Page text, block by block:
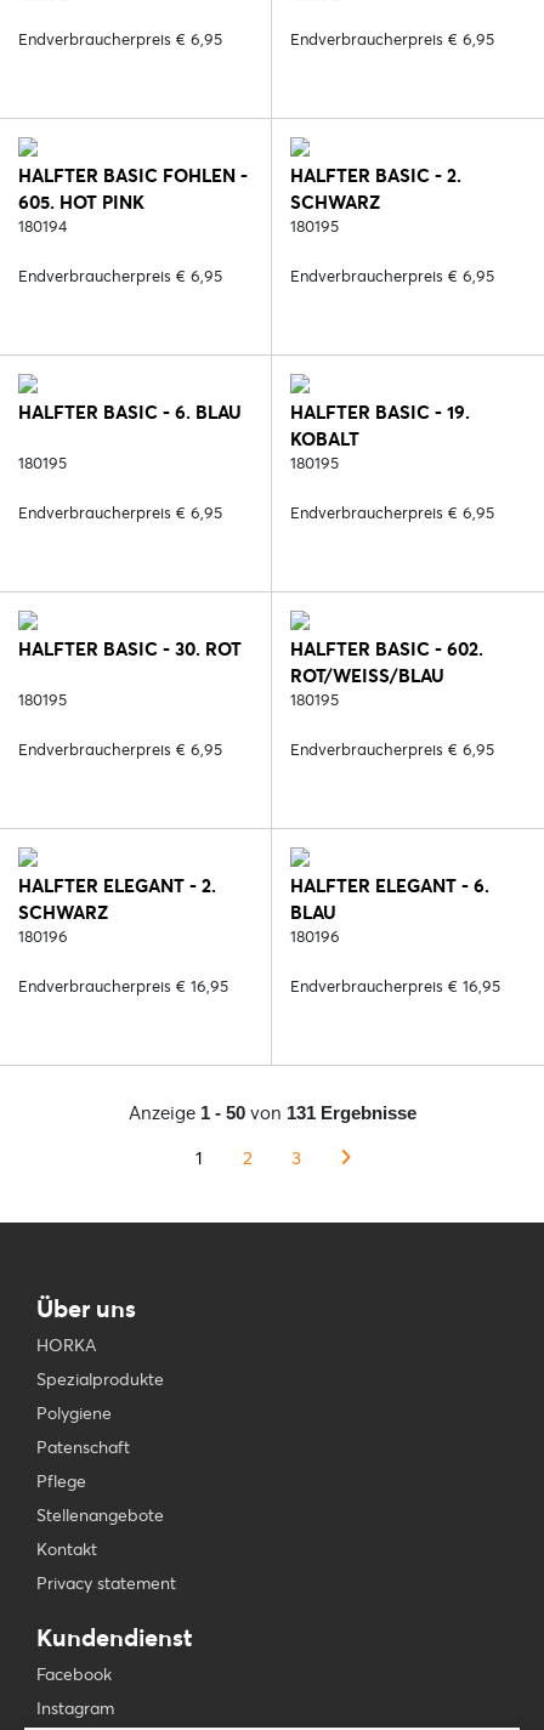
Endverbraucherpreis € 6,95 Endverbraucherpreis € 6,95
HALFTER BASIC FOHLEN -
605. HOT PINK
180194
Endverbraucherpreis € 6,95
HALFTER BASIC - 2.
SCHWARZ
180195
Endverbraucherpreis € 6,95
HALFTER BASIC - 6. BLAU
180195
Endverbraucherpreis € 6,95
HALFTER BASIC - 19.
KOBALT
180195
Endverbraucherpreis € 6,95
HALFTER BASIC - 30. ROT
180195
Endverbraucherpreis € 6,95
HALFTER BASIC - 602.
ROT/WEISS/BLAU
180195
Endverbraucherpreis € 6,95
HALFTER ELEGANT - 2.
SCHWARZ
180196
Endverbraucherpreis € 16,95
HALFTER ELEGANT - 6.
BLAU
180196
Endverbraucherpreis € 16,95
Anzeige 1 - 50von 131 Ergebnisse
1 2 3
Über uns
HORKA
Spezialprodukte
Polygiene
Patenschaft
Pflege
Stellenangebote
Kontakt
Privacy statement
Kundendienst
Facebook
Instagram